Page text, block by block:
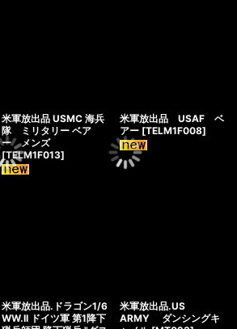
米軍放出品 USMC 海兵
隊 ミリタリー ベア
ー メンズ
[TELM1F013]
米軍放出品 USAF ベ
アー [TELM1F008]
米軍放出品.ドラゴン1/6
WW.II ドイツ軍 第1降下
米軍放出品.US
ARMY ダンシングキ